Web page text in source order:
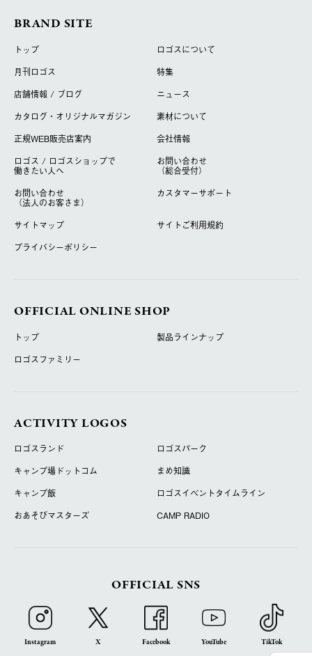
BRAND SITE
トップ
ロゴスについて
月刊ロゴス
特集
店舗情報 / ブログ
ニュース
カタログ・オリジナルマガジン
素材について
正規WEB販売店案内
会社情報
ロゴス / ロゴスショップで
働きたい人へ
お問い合わせ
（総合受付）
お問い合わせ
（法人のお客さま）
カスタマーサポート
サイトマップ
サイトご利用規約
プライバシーポリシー
OFFICIAL ONLINE SHOP
トップ
製品ラインナップ
ロゴスファミリー
ACTIVITY LOGOS
ロゴスランド
ロゴスパーク
キャンプ場ドットコム
まめ知識
キャンプ飯
ロゴスイベントタイムライン
おあそびマスターズ
CAMP RADIO
OFFICIAL SNS
Instagram X Facebook YouTube TikTok